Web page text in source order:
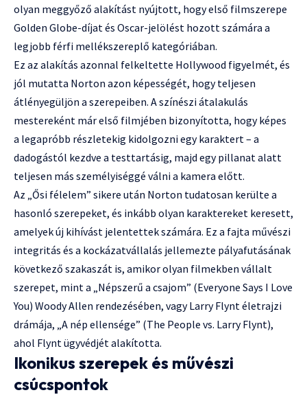
olyan meggyőző alakítást nyújtott, hogy első filmszerepe
Golden Globe-díjat és Oscar-jelölést hozott számára a
legjobb férfi mellékszereplő kategóriában.
Ez az alakítás azonnal felkeltette Hollywood figyelmét, és
jól mutatta Norton azon képességét, hogy teljesen
átlényegüljön a szerepeiben. A színészi átalakulás
mestereként már első filmjében bizonyította, hogy képes
a legapróbb részletekig kidolgozni egy karaktert – a
dadogástól kezdve a testtartásig, majd egy pillanat alatt
teljesen más személyiséggé válni a kamera előtt.
Az „Ősi félelem” sikere után Norton tudatosan kerülte a
hasonló szerepeket, és inkább olyan karaktereket keresett,
amelyek új kihívást jelentettek számára. Ez a fajta művészi
integritás és a kockázatvállalás jellemezte pályafutásának
következő szakaszát is, amikor olyan filmekben vállalt
szerepet, mint a „Népszerű a csajom” (Everyone Says I Love
You) Woody Allen rendezésében, vagy Larry Flynt életrajzi
drámája, „A nép ellensége” (The People vs. Larry Flynt),
ahol Flynt ügyvédjét alakította.
Ikonikus szerepek és művészi
csúcspontok